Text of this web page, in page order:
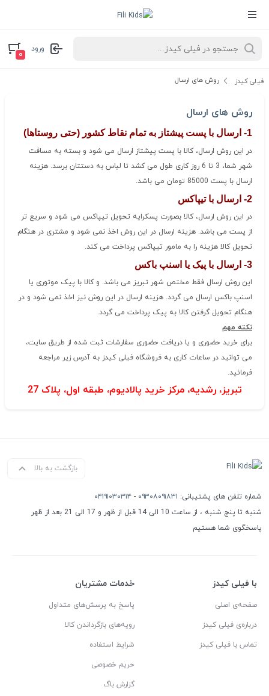
ورود
۰
فیلی کیدز روش های ارسال
روش های ارسال
1- ارسال با پست پیشتاز به تمام نقاط کشور (حتی روستاها)
در این روش ارسال، کالا با پست پیشتاز ارسال می شود و بسته به مسافت
شهر شما، 3 تا 6 روز کاری طول می کشد تا لباس به دستتان برسد. هزینه
ارسال با پست 85000 تومان می باشد.
2- ارسال با تیپاکس
در این روش ارسال، کالا بصورت پسکرایه تحویل تیپاکس می شود و سریع تر
از پست می باشد. هزینه ارسال در این روش اخذ نمی شود و مشتری در هنگام
تحویل کالا هزینه را به مامور تیپاکس پرداخت می کند.
3- ارسال با پیک یا اسنپ باکس
این روش ارسال فقط مختص شهر تبریز می باشد. و کالا با پیک موتوری یا
اسنپ باکس ارسال می گردد. هزینه ارسال در این روش نیز اخذ نمی شود و در
هنگام تحویل گرفتن کالا به پیک پرداخت می گردد.
نکته مهم
برای خرید حضوری و یا دریافت حضوری سفارشات ثبت شده از طریق سایت،
می توانید در ساعات کاری به فروشگاه فیلی کیدز به آدرس زیر مراجعه
فرمائید.
تبریز، رشدیه، مرکز خرید پالادیوم، طبقه اول، پلاک 27
بازگشت به بالا
شماره تلفن های پشتیبانی: ۰۹۳۰۸۰۹۱۸۳۱ - ۰۴۱۹۱۰۳۰۳۱۴
شنبه تا پنج شنبه ، از ساعت 10 الی 14 قبل از ظهر و 17 الی 21 بعد از ظهر
پاسخگوی شما هستیم
با فیلی کیدز
صفحه‌ی اصلی
درباره‌ی فیلی کیدز
تماس با فیلی کیدز
خدمات مشتریان
پاسخ به پرسش‌های متداول
رویه‌های بازگرداندن کالا
شرایط استفاده
حریم خصوصی
گزارش باگ